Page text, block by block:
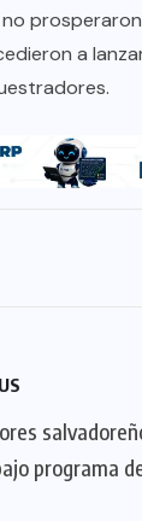
a
programa